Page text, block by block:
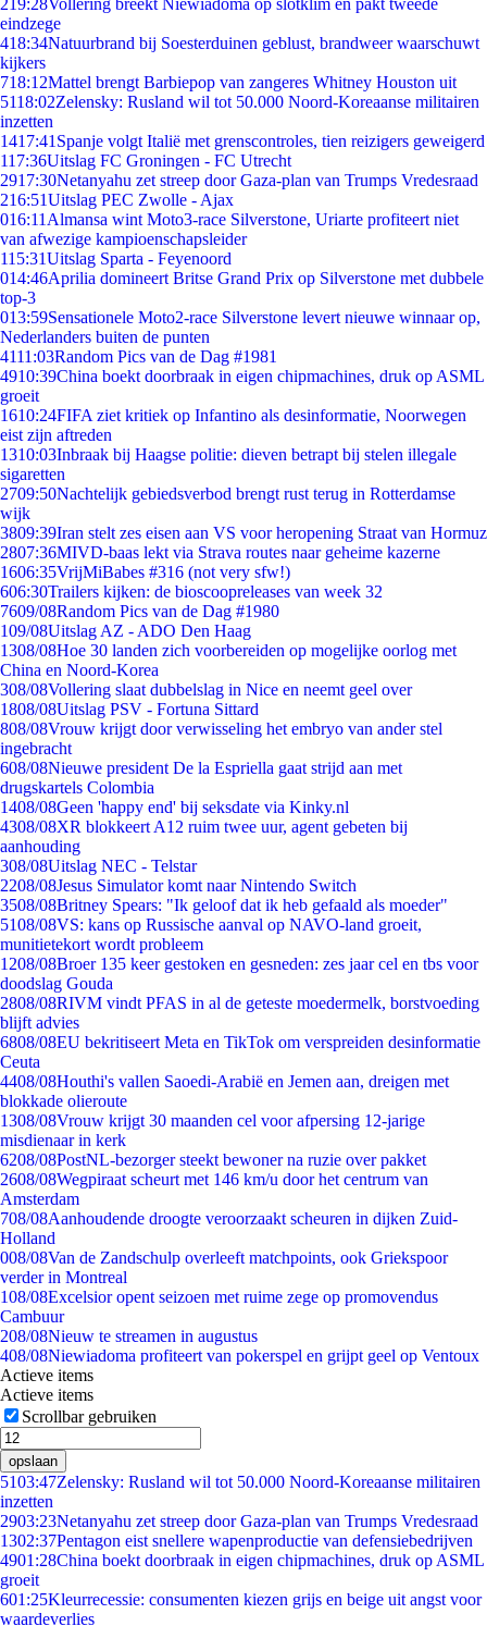
219:28Vollering breekt Niewiadoma op slotklim en pakt tweede
eindzege
418:34Natuurbrand bij Soesterduinen geblust, brandweer waarschuwt
kijkers
718:12Mattel brengt Barbiepop van zangeres Whitney Houston uit
5118:02Zelensky: Rusland wil tot 50.000 Noord-Koreaanse militairen
inzetten
1417:41 Spanje volgt Italië met grenscontroles, tien reizigers geweigerd
117:36Uitslag FC Groningen - FC Utrecht
2917:30Netanyahu zet streep door Gaza-plan van Trumps Vredesraad
216:51Uitslag PEC Zwolle - Ajax
016:11 Almansa wint Moto3-race Silverstone, Uriarte profiteert niet
van afwezige kampioenschapsleider
115:31Uitslag Sparta - Feyenoord
014:46Aprilia domineert Britse Grand Prix op Silverstone met dubbele
top-3
013:59Sensationele Moto2-race Silverstone levert nieuwe winnaar op,
Nederlanders buiten de punten
4111:03Random Pics van de Dag #1981
4910:39China boekt doorbraak in eigen chipmachines, druk op ASML
groeit
1610:24FIFA ziet kritiek op Infantino als desinformatie, Noorwegen
eist zijn aftreden
1310:03Inbraak bij Haagse politie: dieven betrapt bij stelen illegale
sigaretten
2709:50Nachtelijk gebiedsverbod brengt rust terug in Rotterdamse
wijk
3809:39Iran stelt zes eisen aan VS voor heropening Straat van Hormuz
2807:36MIVD-baas lekt via Strava routes naar geheime kazerne
1606:35VrijMiBabes #316 (not very sfw!)
606:30Trailers kijken: de bioscoopreleases van week 32
7609/08Random Pics van de Dag #1980
109/08Uitslag AZ - ADO Den Haag
1308/08Hoe 30 landen zich voorbereiden op mogelijke oorlog met
China en Noord-Korea
308/08Vollering slaat dubbelslag in Nice en neemt geel over
1808/08Uitslag PSV - Fortuna Sittard
808/08Vrouw krijgt door verwisseling het embryo van ander stel
ingebracht
608/08Nieuwe president De la Espriella gaat strijd aan met
drugskartels Colombia
1408/08Geen 'happy end' bij seksdate via Kinky.nl
4308/08XR blokkeert A12 ruim twee uur, agent gebeten bij
aanhouding
308/08Uitslag NEC - Telstar
2208/08Jesus Simulator komt naar Nintendo Switch
3508/08Britney Spears: "Ik geloof dat ik heb gefaald als moeder"
5108/08VS: kans op Russische aanval op NAVO-land groeit,
munitietekort wordt probleem
1208/08Broer 135 keer gestoken en gesneden: zes jaar cel en tbs voor
doodslag Gouda
2808/08RIVM vindt PFAS in al de geteste moedermelk, borstvoeding
blijft advies
6808/08EU bekritiseert Meta en TikTok om verspreiden desinformatie
Ceuta
4408/08Houthi's vallen Saoedi-Arabië en Jemen aan, dreigen met
blokkade olieroute
1308/08Vrouw krijgt 30 maanden cel voor afpersing 12-jarige
misdienaar in kerk
6208/08PostNL-bezorger steekt bewoner na ruzie over pakket
2608/08Wegpiraat scheurt met 146 km/u door het centrum van
Amsterdam
708/08Aanhoudende droogte veroorzaakt scheuren in dijken Zuid-
Holland
008/08Van de Zandschulp overleeft matchpoints, ook Griekspoor
verder in Montreal
108/08Excelsior opent seizoen met ruime zege op promovendus
Cambuur
208/08Nieuw te streamen in augustus
408/08Niewiadoma profiteert van pokerspel en grijpt geel op Ventoux
Actieve items
Actieve items
Scrollbar gebruiken
opslaan
5103:47Zelensky: Rusland wil tot 50.000 Noord-Koreaanse militairen
inzetten
2903:23Netanyahu zet streep door Gaza-plan van Trumps Vredesraad
1302:37Pentagon eist snellere wapenproductie van defensiebedrijven
4901:28China boekt doorbraak in eigen chipmachines, druk op ASML
groeit
601:25Kleurrecessie: consumenten kiezen grijs en beige uit angst voor
waardeverlies